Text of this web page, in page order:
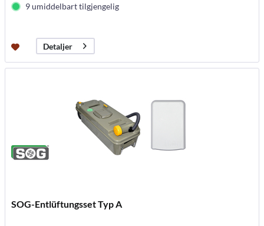
9 umiddelbart tilgjengelig
Detaljer
SOG-Entlüftungsset Typ A